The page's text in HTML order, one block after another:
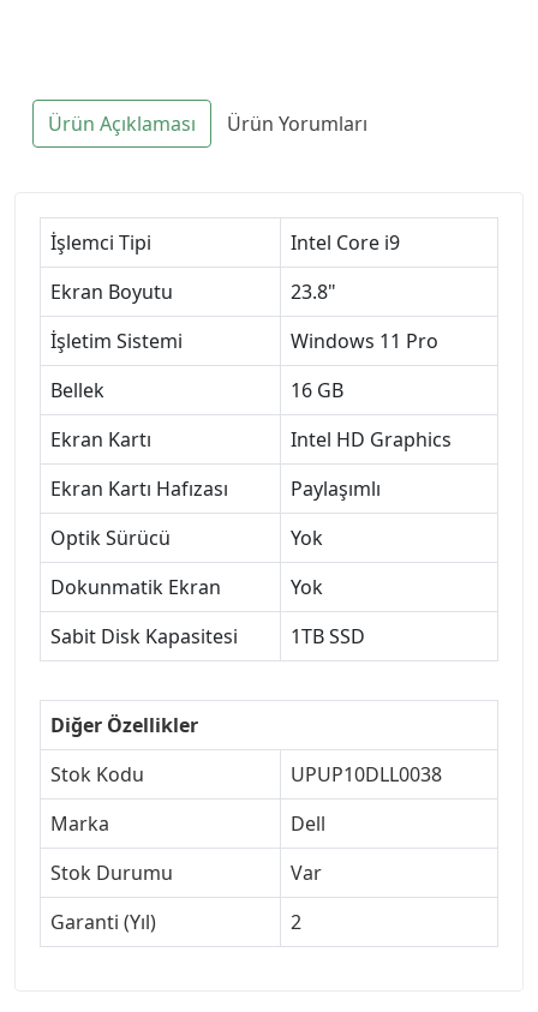
Ürün Açıklaması Ürün Yorumları
İşlemci Tipi
Intel Core i9
Ekran Boyutu
23.8"
İşletim Sistemi
Windows 11 Pro
Bellek
16 GB
Ekran Kartı
Intel HD Graphics
Ekran Kartı Hafızası
Paylaşımlı
Optik Sürücü
Yok
Dokunmatik Ekran
Yok
Sabit Disk Kapasitesi
1TB SSD
Diğer Özellikler
Stok Kodu
UPUP10DLL0038
Marka
Dell
Stok Durumu
Var
Garanti (Yıl)
2